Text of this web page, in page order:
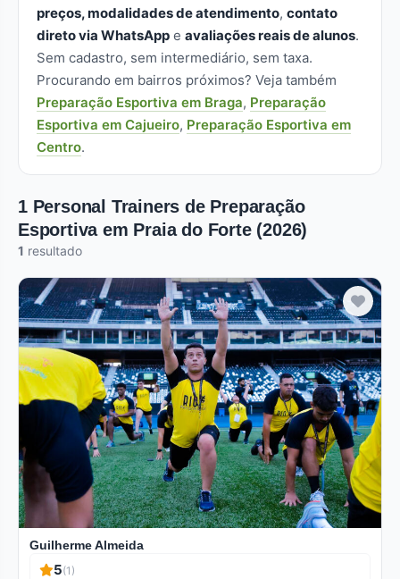
preços, modalidades de atendimento, contato
direto via WhatsApp e avaliações reais de alunos.
Sem cadastro, sem intermediário, sem taxa.
Procurando em bairros próximos? Veja também
Preparação Esportiva em Braga, Preparação
Esportiva em Cajueiro, Preparação Esportiva em
Centro.
1 Personal Trainers de Preparação
Esportiva em Praia do Forte (2026)
1 resultado
Verificado
Guilherme Almeida
5(1)